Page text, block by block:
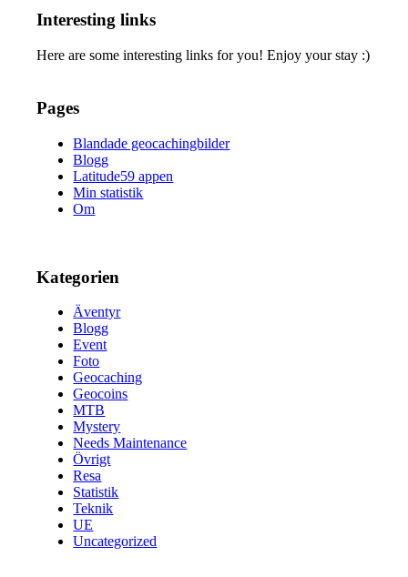
Interesting links
Here are some interesting links for you! Enjoy your stay :)
Pages
Blandade geocachingbilder
Blogg
Latitude59 appen
Min statistik
Om
Kategorien
Äventyr
Blogg
Event
Foto
Geocaching
Geocoins
MTB
Mystery
Needs Maintenance
Övrigt
Resa
Statistik
Teknik
UE
Uncategorized